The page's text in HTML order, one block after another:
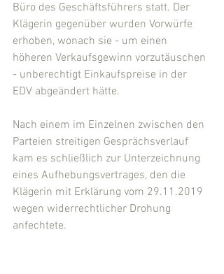
Büro des Geschäftsführers statt. Der
Klägerin gegenüber wurden Vorwürfe
erhoben, wonach sie - um einen
höheren Verkaufsgewinn vorzutäuschen
- unberechtigt Einkaufspreise in der
EDV abgeändert hätte.
Nach einem im Einzelnen zwischen den
Parteien streitigen Gesprächsverlauf
kam es schließlich zur Unterzeichnung
eines Aufhebungsvertrages, den die
Klägerin mit Erklärung vom 29.11.2019
wegen widerrechtlicher Drohung
anfechtete.